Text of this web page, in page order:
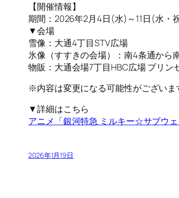
【開催情報】
期間：2026年2月4日(水)～11日(水・
▼会場
雪像：大通4丁目STV広場
氷像（すすきの会場）：南4条通から
物販：大通会場7丁目HBC広場 プリン
※内容は変更になる可能性がございま
▼詳細はこちら
アニメ「銀河特急 ミルキー☆サブウ
2026年1月19日